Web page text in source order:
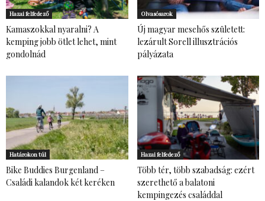
Hazai felfedező
Kamaszokkal nyaralni? A
kemping jobb ötlet lehet, mint
gondolnád
Olvasósarok
Új magyar mesehős született:
lezárult Sorell illusztrációs
pályázata
Határokon túl
Bike Buddies Burgenland –
Családi kalandok két keréken
Hazai felfedező
Több tér, több szabadság: ezért
szerethető a balatoni
kempingezés családdal